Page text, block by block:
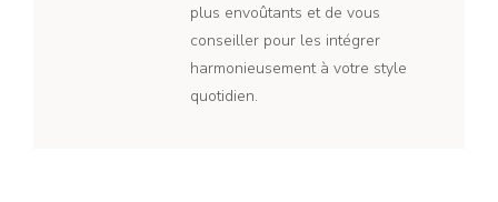
plus envoûtants et de vous
conseiller pour les intégrer
harmonieusement à votre style
quotidien.